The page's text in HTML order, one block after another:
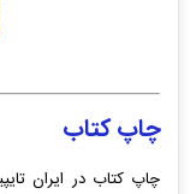
چاپ کتاب
چاپ کتاب در ایران